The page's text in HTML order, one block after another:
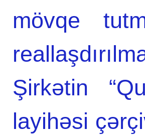
mövqe
Şirkətin
layihəsi